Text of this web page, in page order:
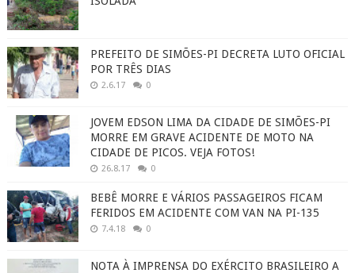
PREFEITO DE SIMÕES-PI DECRETA LUTO OFICIAL
POR TRÊS DIAS
2.6.17 0
JOVEM EDSON LIMA DA CIDADE DE SIMÕES-PI
MORRE EM GRAVE ACIDENTE DE MOTO NA
CIDADE DE PICOS. VEJA FOTOS!
26.8.17 0
BEBÊ MORRE E VÁRIOS PASSAGEIROS FICAM
FERIDOS EM ACIDENTE COM VAN NA PI-135
7.4.18 0
NOTA À IMPRENSA DO EXÉRCITO BRASILEIRO A